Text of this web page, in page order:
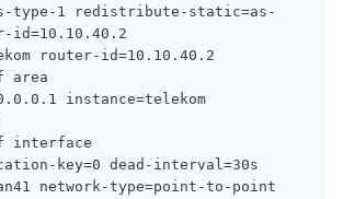
type-1 redistribute-static=as-
id=10.10.40.2
router-id=10.10.40.2
area
instance=telekom
interface
key=0 dead-interval=30s
network-type=point-to-point